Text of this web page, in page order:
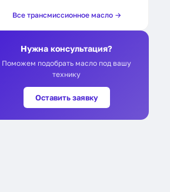
Все трансмиссионное масло →
Нужна консультация?
Поможем подобрать масло под вашу
технику
Оставить заявку